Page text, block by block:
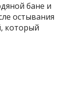
бане и
остывания
который